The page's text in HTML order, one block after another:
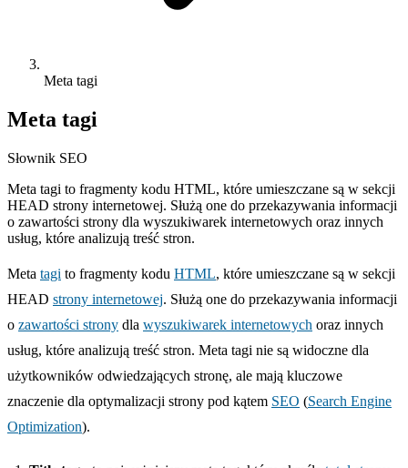
Meta tagi
Meta tagi
Słownik SEO
Meta tagi to fragmenty kodu HTML, które umieszczane są w sekcji
HEAD strony internetowej. Służą one do przekazywania informacji
o zawartości strony dla wyszukiwarek internetowych oraz innych
usług, które analizują treść stron.
Meta tagi to fragmenty kodu HTML, które umieszczane są w sekcji
HEAD strony internetowej. Służą one do przekazywania informacji
o zawartości strony dla wyszukiwarek internetowych oraz innych
usług, które analizują treść stron. Meta tagi nie są widoczne dla
użytkowników odwiedzających stronę, ale mają kluczowe
znaczenie dla optymalizacji strony pod kątem SEO (Search Engine
Optimization).